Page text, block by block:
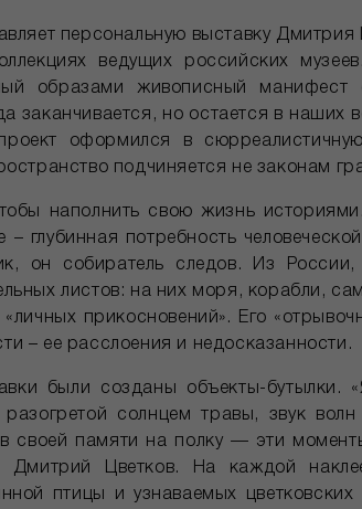
персональную выставку Дмитрия
ведущих российских
образами живописный манифест
заканчивается, но остается в
оформился в
подчиняется не законам
наполнить свою жизнь
– глубинная потребность
он собиратель следов. Из
листов: на них моря, корабли,
прикосновений». Его
– ее расслоения и недосказанности.
были созданы объекты-бутылки.
солнцем травы, звук
своей памяти на полку — эти
Дмитрий Цветков. На каждой
птицы и узнаваемых цветковских